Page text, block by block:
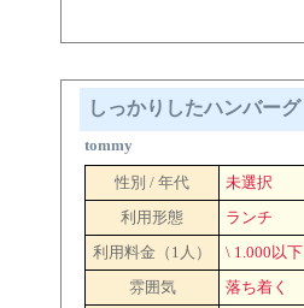
しっかりしたハンバーグ
tommy
性別 / 年代 未選択
利用形態
ランチ
利用料金（1人）
\ 1.000以下
雰囲気
落ち着く